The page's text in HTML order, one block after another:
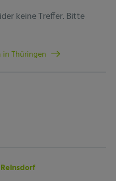
keine Treffer. Bitte
Thüringen